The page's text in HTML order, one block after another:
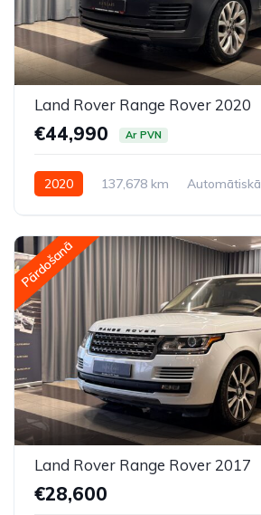
Land Rover Range Rover 2020
€44,990 Ar PVN
2020 137,678 km Automātiskā
Pārdošanā
Land Rover Range Rover 2017
€28,600